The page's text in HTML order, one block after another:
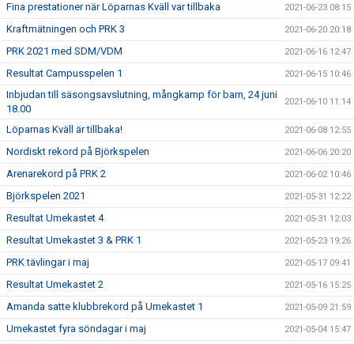
Fina prestationer när Löparnas Kväll var tillbaka 2021-06-23 08:15
Kraftmätningen och PRK 3 2021-06-20 20:18
PRK 2021 med SDM/VDM 2021-06-16 12:47
Resultat Campusspelen 1 2021-06-15 10:46
Inbjudan till säsongsavslutning, mångkamp för barn, 24 juni
18.00
2021-06-10 11:14
Löparnas Kväll är tillbaka! 2021-06-08 12:55
Nordiskt rekord på Björkspelen 2021-06-06 20:20
Arenarekord på PRK 2 2021-06-02 10:46
Björkspelen 2021 2021-05-31 12:22
Resultat Umekastet 4 2021-05-31 12:03
Resultat Umekastet 3 & PRK 1 2021-05-23 19:26
PRK tävlingar i maj 2021-05-17 09:41
Resultat Umekastet 2 2021-05-16 15:25
Amanda satte klubbrekord på Umekastet 1 2021-05-09 21:59
Umekastet fyra söndagar i maj 2021-05-04 15:47